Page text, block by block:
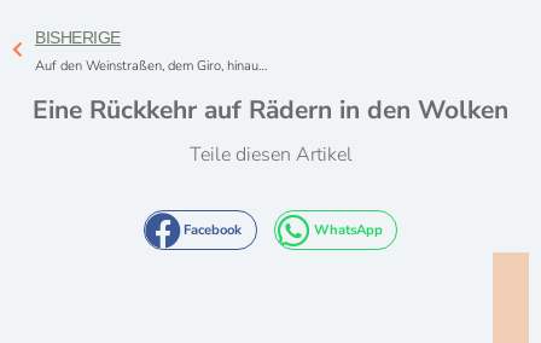
BISHERIGE
Auf den Weinstraßen, dem Giro, hinauf zum schönsten Meer Italiens
Eine Rückkehr auf Rädern in den Wolken
Teile diesen Artikel
Facebook WhatsApp